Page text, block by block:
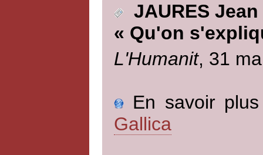
JAURES Jean
« Qu'on
L'Humanit, 31
En savoir
Gallica